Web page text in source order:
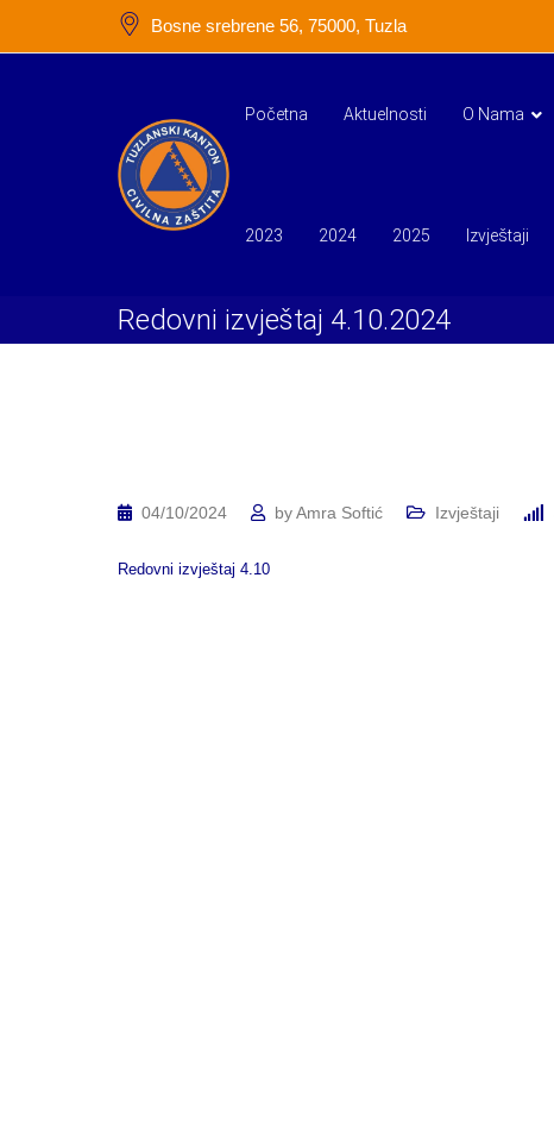
Bosne srebrene 56, 75000, Tuzla
Početna Aktuelnosti O Nama
2023 2024 2025 Izvještaji
Redovni izvještaj 4.10.2024
04/10/2024 byAmra Softić Izvještaji
Redovni izvještaj 4.10